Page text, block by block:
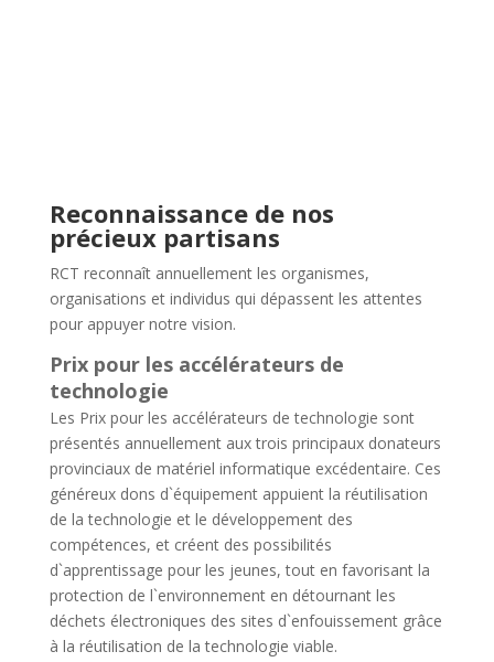
Reconnaissance de nos
précieux partisans
RCT reconnaît annuellement les organismes,
organisations et individus qui dépassent les attentes
pour appuyer notre vision.
Prix pour les accélérateurs de
technologie
Les Prix pour les accélérateurs de technologie sont
présentés annuellement aux trois principaux donateurs
provinciaux de matériel informatique excédentaire. Ces
généreux dons d`équipement appuient la réutilisation
de la technologie et le développement des
compétences, et créent des possibilités
d`apprentissage pour les jeunes, tout en favorisant la
protection de l`environnement en détournant les
déchets électroniques des sites d`enfouissement grâce
à la réutilisation de la technologie viable.